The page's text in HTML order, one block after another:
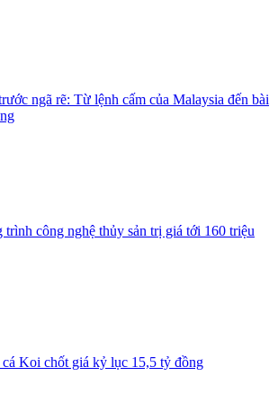
ngã rẽ: Từ lệnh cấm của Malaysia đến bài
công nghệ thủy sản trị giá tới 160 triệu
Koi chốt giá kỷ lục 15,5 tỷ đồng